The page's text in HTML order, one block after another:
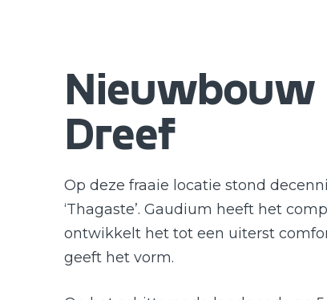
Dreef
Op deze fraaie locatie stond
‘Thagaste’. Gaudium heeft het
ontwikkelt het tot een uiterst
geeft het vorm.